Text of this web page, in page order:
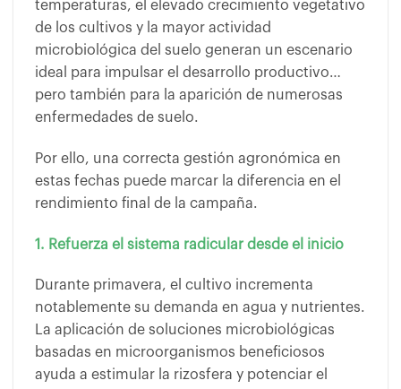
temperaturas, el elevado crecimiento vegetativo
de los cultivos y la mayor actividad
microbiológica del suelo generan un escenario
ideal para impulsar el desarrollo productivo…
pero también para la aparición de numerosas
enfermedades de suelo.
Por ello, una correcta gestión agronómica en
estas fechas puede marcar la diferencia en el
rendimiento final de la campaña.
1. Refuerza el sistema radicular desde el inicio
Durante primavera, el cultivo incrementa
notablemente su demanda en agua y nutrientes.
La aplicación de soluciones microbiológicas
basadas en microorganismos beneficiosos
ayuda a estimular la rizosfera y potenciar el